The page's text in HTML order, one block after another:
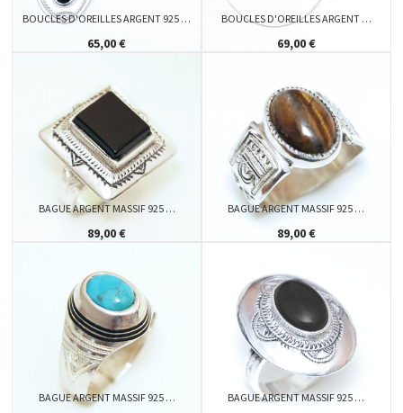
BOUCLES D'OREILLES ARGENT 925 …
65,00 €
BOUCLES D'OREILLES ARGENT …
69,00 €
BAGUE ARGENT MASSIF 925 …
89,00 €
BAGUE ARGENT MASSIF 925 …
89,00 €
BAGUE ARGENT MASSIF 925 … BAGUE ARGENT MASSIF 925 …